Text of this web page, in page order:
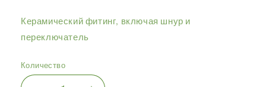
Керамический фитинг, включая шнур и
переключатель
Количество